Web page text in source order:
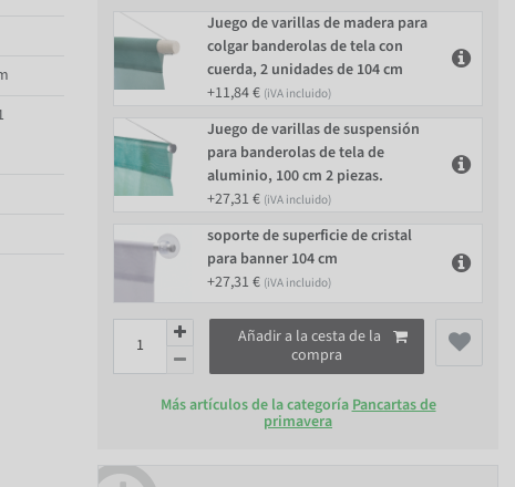
Juego de varillas de madera para
colgar banderolas de tela con
cuerda, 2 unidades de 104 cm
+11,84 € (iVA incluido)
Juego de varillas de suspensión
para banderolas de tela de
aluminio, 100 cm 2 piezas.
+27,31 € (iVA incluido)
soporte de superficie de cristal
para banner 104 cm
+27,31 € (iVA incluido)
Añadir a la cesta de la
compra
Más artículos de la categoría Pancartas de
primavera